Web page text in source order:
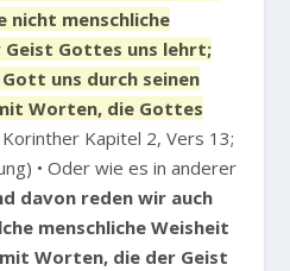
nicht menschliche
Gottes uns lehrt;
uns durch seinen
Worten, die Gottes
Kapitel 2, Vers 13;
• Oder wie es in anderer
davon reden wir auch
menschliche Weisheit
Worten, die der Geist